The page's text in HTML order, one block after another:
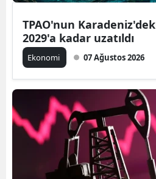
TPAO'nun
2029'a kadar uzatıldı
Ekonomi 07 Ağustos 2026